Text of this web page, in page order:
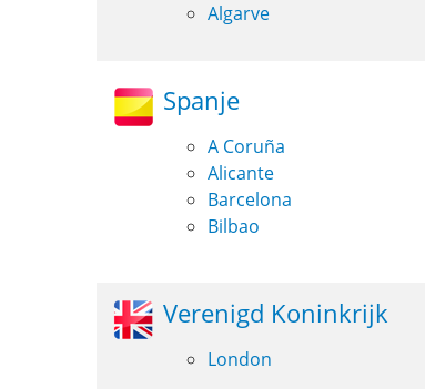
Algarve
Spanje
A Coruña
Alicante
Barcelona
Bilbao
Verenigd Koninkrijk
London